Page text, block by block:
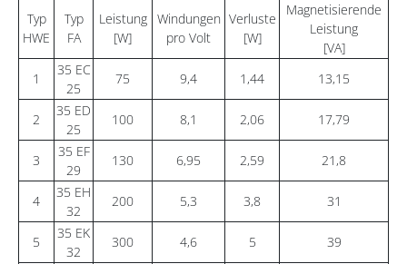
Typ
HWE
Typ
FA
Leistung
[W]
Windungen
pro Volt
Verluste
[W]
Magnetisierende
Leistung
[VA]
1
35 EC
25
75 9,4 1,44 13,15
2
35 ED
25
100 8,1 2,06 17,79
3
35 EF
29
130 6,95 2,59 21,8
4
35 EH
32
200 5,3 3,8 31
5
35 EK
32
300 4,6 5 39